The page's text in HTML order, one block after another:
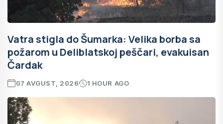
Vatra stigla do Šumarka: Velika borba sa
požarom u Deliblatskoj peščari, evakuisan
Čardak
07 AVGUST, 2026 1 HOUR AGO